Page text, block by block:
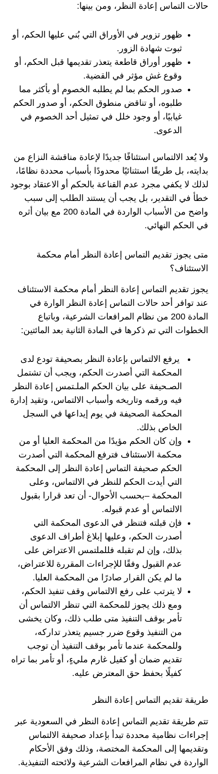
حالات التماس إعادة النظر، ومن بينها:
ظهور تزوير في الأوراق التي بُني عليها الحكم، أو
ثبوت شهادة الزور.
ظهور أوراق قاطعة يتعذر تقديمها قبل الحكم، أو
وقوع غش مؤثر في القضية.
صدور الحكم بما لم يطلبه الخصوم أو بأكثر مما
طلبوه، أو تناقض منطوق الحكم، أو صدور الحكم
غيابيًا، أو وجود خلل في تمثيل أحد الخصوم في
الدعوى.
ولا يُعد الالتماس استئنافًا جديدًا لإعادة مناقشة النزاع من
بدايته، بل طريقًا استثنائيًا محدودًا بأسباب محددة نظامًا،
لذلك لا يكفي مجرد عدم القناعة بالحكم أو الاعتقاد بوجود
خطأ في التقدير، بل يجب أن يستند الطلب إلى سبب
واضح من الأسباب الواردة في المادة 200 مع بيان أثره
في الحكم النهائي.
متى يجوز تقديم التماس إعادة النظر أمام محكمة
الاستئناف؟
يجوز تقديم التماس إعادة النظر أمام محكمة الاستئناف
عند توافر أحد حالات التماس إعادة النظر الوارة في
المادة 200 من نظام المرافعات الشرعية، وباتباع
الخطوات التي تم ذكرها في المادة الثانية بعد المائتين:
يرفع الالتماس بإعادة النظر بصحيفة تودع لدى
المحكمة التي أصدرت الحكم، ويجب أن تشتمل
الصـحيفة على بيان الحكم الملـتمس إعادة النظر
فيه ورقمه وتاريخه وأسباب الالتماس، وتقيد إدارة
المحكمة الصحيفة في يوم إيداعها في السجل
الخاص بذلك.
وإن كان الحكم مؤيدًا من المحكمة العليا أو من
محكمة الاستئناف فترفع المحكمة التي أصدرت
الحكم صحيفة التماس إعادة النظر إلى المحكمة
التي أيدت الحكم للنظر في الالتماس، وعلى
المحكمة –بحسب الأحوال- أن تعد قرارا بقبول
الالتماس أو عدم قبوله.
فإن قبلته فتنظر في الدعوى المحكمة التي
أصدرت الحكم، وعليها إبلاغ أطراف الدعوى
بذلك، وإن لم تقبله فللملتمس الاعتراض على
عدم القبول وفقًا للإجراءات المقررة للاعتراض،
ما لم يكن القرار صادرًا من المحكمة العليا.
لا يترتب على رفع الالتماس وقف تنفيذ الحكم،
ومع ذلك يجوز للمحكمة التي تنظر الالتماس أن
تأمر بوقف التنفيذ متى طلب ذلك، وكان يخشى
من التنفيذ وقوع ضرر جسيم يتعذر تداركه،
وللمحكمة عندما تأمر بوقف التنفيذ أن توجب
تقديم ضمان أو كفيل غارم مليءٍ، أو تأمر بما تراه
كفيلًا بحفظ حق المعترض عليه.
طريقة تقديم التماس إعادة النظر
تتم طريقة تقديم التماس إعادة النظر في السعودية عبر
إجراءات نظامية محددة تبدأ بإعداد صحيفة الالتماس
وتقديمها إلى المحكمة المختصة، وذلك وفق الأحكام
الواردة في نظام المرافعات الشرعية ولائحته التنفيذية.